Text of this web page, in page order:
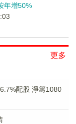
年增50%
更多
配股 淨籌1080